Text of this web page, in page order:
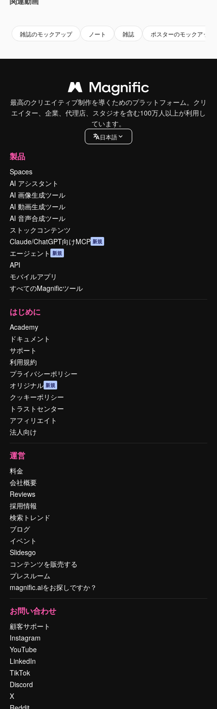
雑誌のモックアップ ノート 雑誌 ポスターのモックアップ
最高のクリエイティブ制作を導くためのプラットフォーム。クリ
エイター、企業、代理店、スタジオを含む100万人以上が利用し
ています。
日本語
製品
Spaces
AI アシスタント
AI 画像生成ツール
AI 動画生成ツール
AI 音声合成ツール
ストックコンテンツ
Claude/ChatGPT向けMCP 新規
エージェント 新規
API
モバイルアプリ
すべてのMagnificツール
はじめに
Academy
ドキュメント
サポート
利用規約
プライバシーポリシー
オリジナル 新規
クッキーポリシー
トラストセンター
アフィリエイト
法人向け
運営
料金
会社概要
Reviews
採用情報
検索トレンド
ブログ
イベント
Slidesgo
コンテンツを販売する
プレスルーム
magnific.aiをお探しですか？
お問い合わせ
顧客サポート
Instagram
YouTube
LinkedIn
TikTok
Discord
X